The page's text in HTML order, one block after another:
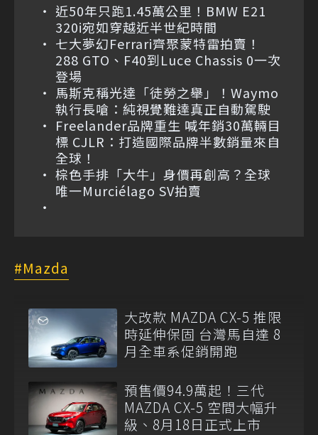
近50年只跑1.45萬公里！BMW E21
320i宛如穿越近半世紀時間
七大夢幻Ferrari齊聚蒙特雷拍賣！
288 GTO、F40到Luce Chassis 0一次
登場
馬斯克稱光達「徒勞之舉」！Waymo
執行長嗆：純視覺難達真正自動駕駛
Freelander品牌重生 喊年銷30萬輛目
標 CJLR：打造國際品牌半數銷量來自
全球！
棕色手排「大牛」身價再創高？全球
唯一Murciélago SV拍賣
Mazda
大改款 MAZDA CX-5 推限
時延伸保固 台灣馬自達 8
月全車系促銷開跑
預售價94.9萬起！三代
MAZDA CX-5 空間大幅升
級、8月18日正式上市